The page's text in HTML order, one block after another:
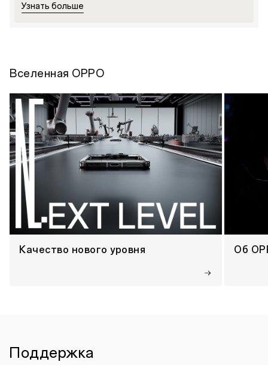
Узнать больше
Вселенная OPPO
Качество нового уровня Об
Поддержка